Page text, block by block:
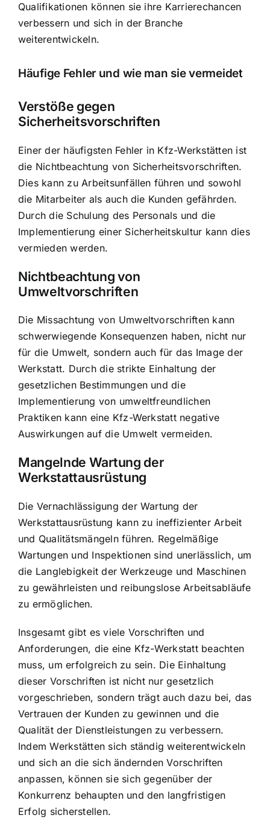
Qualifikationen können sie ihre Karrierechancen
verbessern und sich in der Branche
weiterentwickeln.
Häufige Fehler und wie man sie vermeidet
Verstöße gegen
Sicherheitsvorschriften
Einer der häufigsten Fehler in Kfz-Werkstätten ist
die Nichtbeachtung von Sicherheitsvorschriften.
Dies kann zu Arbeitsunfällen führen und sowohl
die Mitarbeiter als auch die Kunden gefährden.
Durch die Schulung des Personals und die
Implementierung einer Sicherheitskultur kann dies
vermieden werden.
Nichtbeachtung von
Umweltvorschriften
Die Missachtung von Umweltvorschriften kann
schwerwiegende Konsequenzen haben, nicht nur
für die Umwelt, sondern auch für das Image der
Werkstatt. Durch die strikte Einhaltung der
gesetzlichen Bestimmungen und die
Implementierung von umweltfreundlichen
Praktiken kann eine Kfz-Werkstatt negative
Auswirkungen auf die Umwelt vermeiden.
Mangelnde Wartung der
Werkstattausrüstung
Die Vernachlässigung der Wartung der
Werkstattausrüstung kann zu ineffizienter Arbeit
und Qualitätsmängeln führen. Regelmäßige
Wartungen und Inspektionen sind unerlässlich, um
die Langlebigkeit der Werkzeuge und Maschinen
zu gewährleisten und reibungslose Arbeitsabläufe
zu ermöglichen.
Insgesamt gibt es viele Vorschriften und
Anforderungen, die eine Kfz-Werkstatt beachten
muss, um erfolgreich zu sein. Die Einhaltung
dieser Vorschriften ist nicht nur gesetzlich
vorgeschrieben, sondern trägt auch dazu bei, das
Vertrauen der Kunden zu gewinnen und die
Qualität der Dienstleistungen zu verbessern.
Indem Werkstätten sich ständig weiterentwickeln
und sich an die sich ändernden Vorschriften
anpassen, können sie sich gegenüber der
Konkurrenz behaupten und den langfristigen
Erfolg sicherstellen.